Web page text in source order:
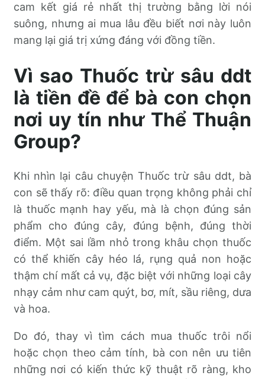
cam kết giá rẻ nhất thị trường bằng lời nói
suông, nhưng ai mua lâu đều biết nơi này luôn
mang lại giá trị xứng đáng với đồng tiền.
Vì sao Thuốc trừ sâu ddt
là tiền đề để bà con chọn
nơi uy tín như Thể Thuận
Group?
Khi nhìn lại câu chuyện Thuốc trừ sâu ddt, bà
con sẽ thấy rõ: điều quan trọng không phải chỉ
là thuốc mạnh hay yếu, mà là chọn đúng sản
phẩm cho đúng cây, đúng bệnh, đúng thời
điểm. Một sai lầm nhỏ trong khâu chọn thuốc
có thể khiến cây héo lá, rụng quả non hoặc
thậm chí mất cả vụ, đặc biệt với những loại cây
nhạy cảm như cam quýt, bơ, mít, sầu riêng, dưa
và hoa.
Do đó, thay vì tìm cách mua thuốc trôi nổi
hoặc chọn theo cảm tính, bà con nên ưu tiên
những nơi có kiến thức kỹ thuật rõ ràng, kho